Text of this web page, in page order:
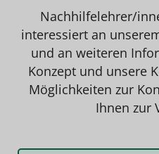
Nachhilfelehrer/
interessiert an
und an weiteren
Konzept und unsere
Möglichkeiten zur
Ihnen zur